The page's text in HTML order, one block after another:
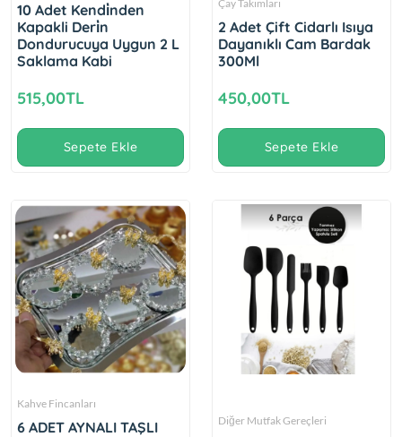
10 Adet Kendi̇nden
Kapakli Deri̇n
Dondurucuya Uygun 2 L
Saklama Kabi
515,00TL
Sepete Ekle
Çay Takımları
2 Adet Çift Cidarlı Isıya
Dayanıklı Cam Bardak
300Ml
450,00TL
Sepete Ekle
Kahve Fincanları
6 ADET AYNALI TAŞLI
Diğer Mutfak Gereçleri